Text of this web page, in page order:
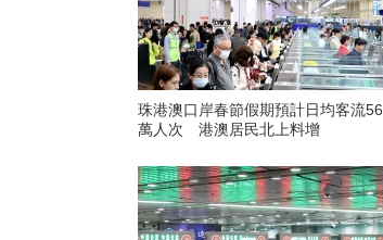
珠港澳口岸春節假期預計日均客流56
萬人次 港澳居民北上料增